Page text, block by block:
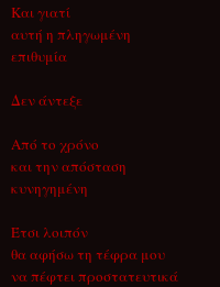
Και γιατί
αυτή η πληγωμένη
επιθυμία
Δεν άντεξε
Από το χρόνο
και την απόσταση
κυνηγημένη
Έτσι λοιπόν
θα αφήσω τη τέφρα μου
να πέφτει προστατευτικά